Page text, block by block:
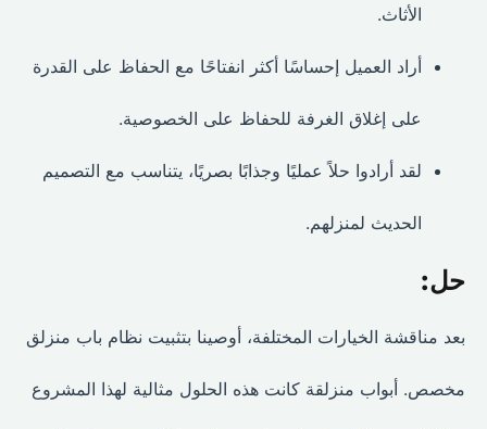
الأثاث.
أراد العميل إحساسًا أكثر انفتاحًا مع الحفاظ على القدرة
على إغلاق الغرفة للحفاظ على الخصوصية.
لقد أرادوا حلاً عمليًا وجذابًا بصريًا، يتناسب مع التصميم
الحديث لمنزلهم.
حل:
بعد مناقشة الخيارات المختلفة، أوصينا بتثبيت نظام باب منزلق
مخصص. أبواب منزلقةكانت هذه الحلول مثالية لهذا المشروع